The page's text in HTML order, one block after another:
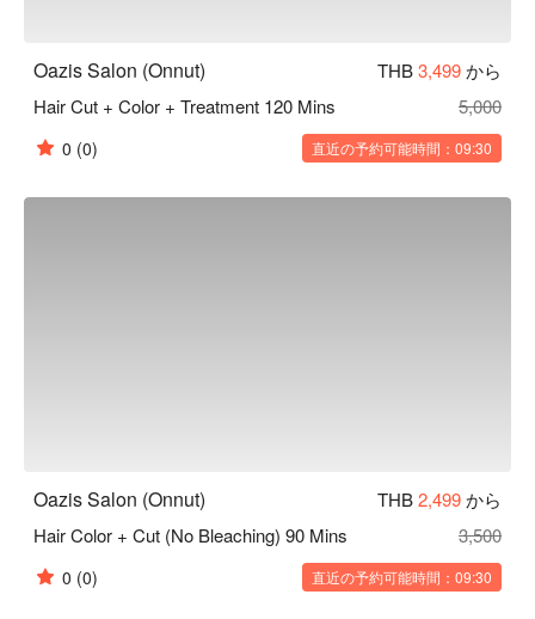
Oazis Salon (Onnut) THB3,499から
Hair Cut + Color + Treatment 120 Mins
5,000
0 (0) 直近の予約可能時間：09:30
Oazis Salon (Onnut) THB2,499から
Hair Color + Cut (No Bleaching) 90 Mins
3,500
0 (0) 直近の予約可能時間：09:30